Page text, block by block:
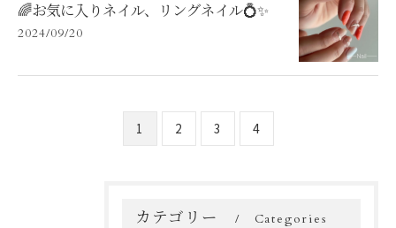
🌈お気に入りネイル、リングネイル💍✨
2024/09/20
1 2 3 4
カテゴリー Categories